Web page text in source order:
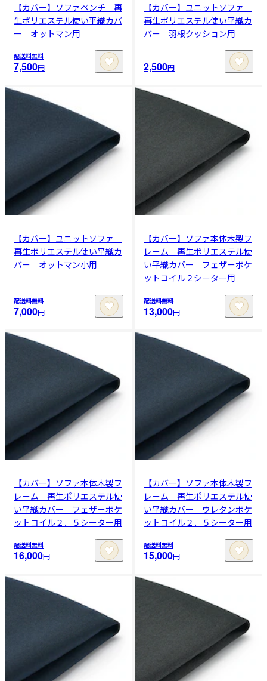
【カバー】ソファベンチ 再
生ポリエステル使い平織カバ
ー オットマン用
配送料無料
7,500円
【カバー】ユニットソファ
再生ポリエステル使い平織カ
バー 羽根クッション用
2,500円
【カバー】ユニットソファ
再生ポリエステル使い平織カ
バー オットマン小用
配送料無料
7,000円
【カバー】ソファ本体木製フ
レーム 再生ポリエステル使
い平織カバー フェザーポケ
ットコイル２シーター用
配送料無料
13,000円
【カバー】ソファ本体木製フ
レーム 再生ポリエステル使
い平織カバー フェザーポケ
ットコイル２．５シーター用
配送料無料
16,000円
【カバー】ソファ本体木製フ
レーム 再生ポリエステル使
い平織カバー ウレタンポケ
ットコイル２．５シーター用
配送料無料
15,000円